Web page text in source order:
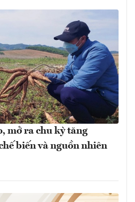
mở ra chu kỳ tăng
biến và nguồn nhiên